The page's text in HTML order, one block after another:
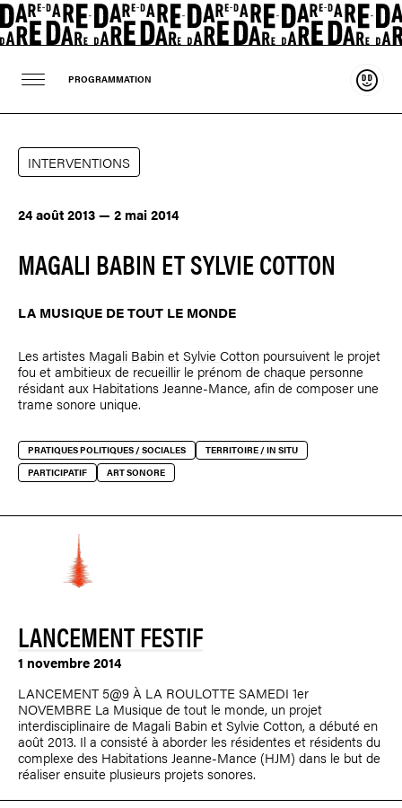
PROGRAMMATION
INTERVENTIONS
24 août 2013 — 2 mai 2014
MAGALI BABIN ET SYLVIE COTTON
LA MUSIQUE DE TOUT LE MONDE
Les artistes Magali BabinetSylvie Cotton poursuivent le projet
fou et ambitieux de recueillir le prénom de chaque personne
résidant aux Habitations Jeanne-Mance, afin de composer une
trame sonore unique.
PRATIQUES POLITIQUES / SOCIALES
TERRITOIRE / IN SITU
PARTICIPATIF
ART SONORE
LANCEMENT FESTIF
1 novembre 2014
LANCEMENT 5@9 À LA ROULOTTE SAMEDI 1er
NOVEMBRE La Musique de tout le monde, un projet
interdisciplinaire de Magali Babin et Sylvie Cotton, a débuté en
août 2013. Il a consisté à aborder les résidentes et résidents du
complexe des Habitations Jeanne-Mance (HJM) dans le but de
réaliser ensuite plusieurs projets sonores.